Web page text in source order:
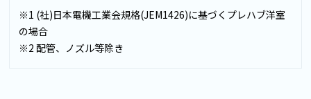
※1 (社)日本電機工業会規格(JEM1426)に基づくプレハブ洋室
の場合
※2 配管、ノズル等除き